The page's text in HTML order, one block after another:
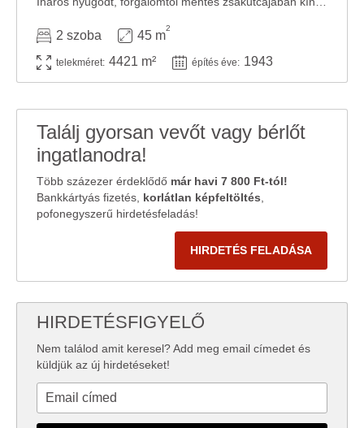
2 szoba 45 m
2
telekméret: 4421 m² építés éve: 1943
Találj gyorsan vevőt vagy bérlőt
ingatlanodra!
Több százezer érdeklődő már havi 7 800 Ft-tól!
Bankkártyás fizetés, korlátlan képfeltöltés
pofonegyszerű hirdetésfeladás!
HIRDETÉS FELADÁSA
HIRDETÉSFIGYELŐ
Nem találod amit keresel? Add meg email címedet és
küldjük az új hirdetéseket!